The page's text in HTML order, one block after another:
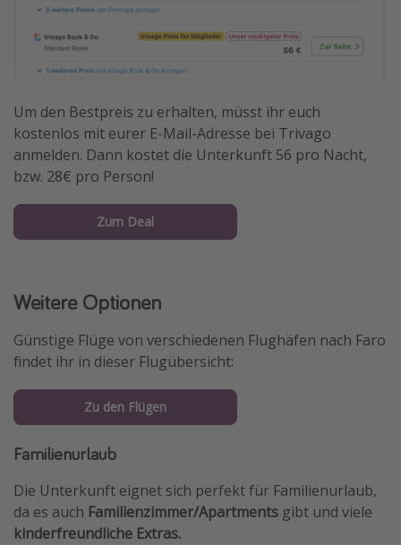
Um den Bestpreis zu erhalten, müsst ihr euch
kostenlos mit eurer E-Mail-Adresse bei Trivago
anmelden. Dann kostet die Unterkunft 56 pro Nacht,
bzw. 28€ pro Person!
Zum Deal
Weitere Optionen
Günstige Flüge von verschiedenen Flughäfen nach Faro
findet ihr in dieser Flugübersicht:
Zu den Flügen
Familienurlaub
Die Unterkunft eignet sich perfekt für Familienurlaub,
da es auch Familienzimmer/Apartments gibt und viele
kinderfreundliche Extras.